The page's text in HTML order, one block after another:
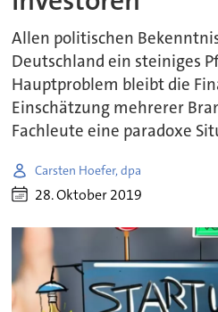
Allen politischen
Deutschland ein steiniges
Hauptproblem bleibt die
Einschätzung mehrerer
Fachleute eine paradoxe
Carsten Hoefer, dpa
28. Oktober 2019